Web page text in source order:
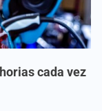
cada vez